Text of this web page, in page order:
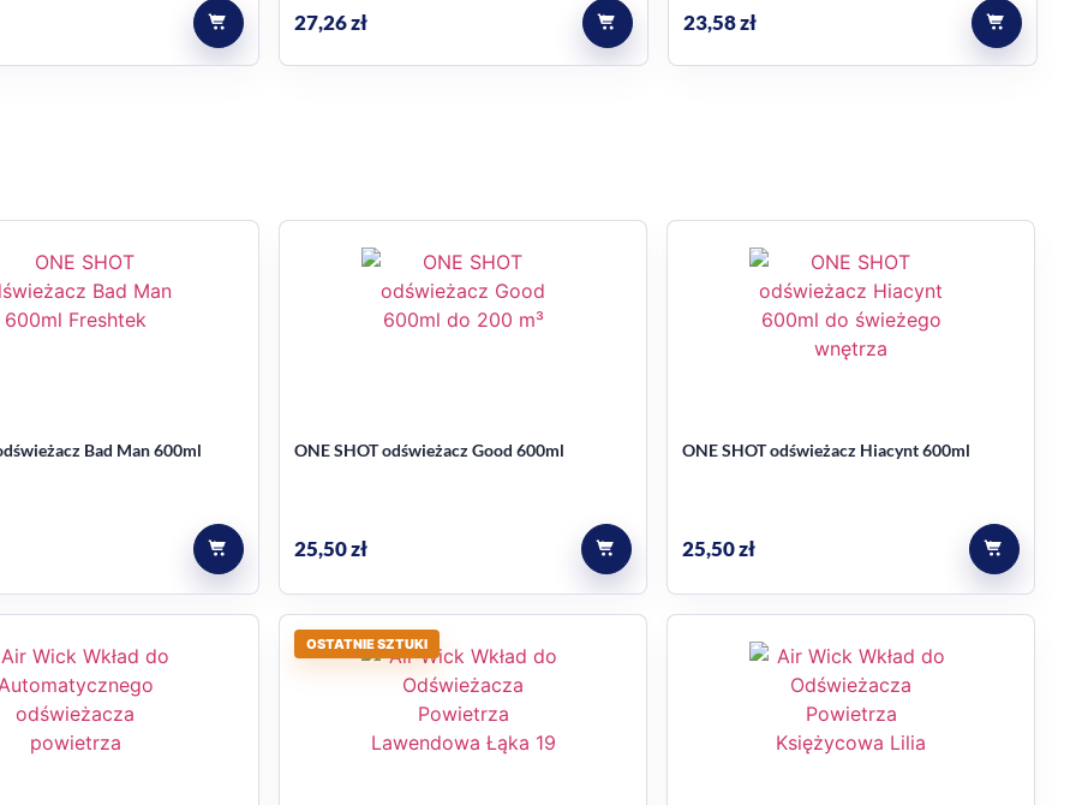
biura, łazienki, kuchni i innych pomieszczeń.
600 ml.
27,26zł 23,58zł
ONE SHOT odświeżacz Bad Man 600ml ONE SHOT odświeżacz Good 600ml
25,50zł
ONE SHOT odświeżacz Hiacynt 600ml
25,50zł
OSTATNIE SZTUKI